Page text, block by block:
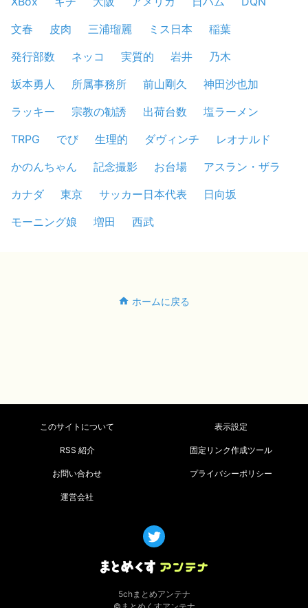
文春
皮肉 三浦瑠麗 ミス日本
稲葉
発行部数
ネッコ 実質的 岩井
乃木
坂本勇人
所属事務所 前山剛久
神田沙也加
ラッキー
宗教の勧誘 出荷台数
塩ラーメン
TRPG
でび 生理的 ダヴィンチ
レオナルド
かのんちゃん
記念撮影 お台場
アスラン・ザラ
カナダ
東京 サッカー日本代表
日向坂
モーニング娘
増田 西武
ホームに戻る
このサイトについて 表示設定
RSS 紹介 固定リンク作成ツール
お問い合わせ プライバシーポリシー
運営会社
5chまとめアンテナ